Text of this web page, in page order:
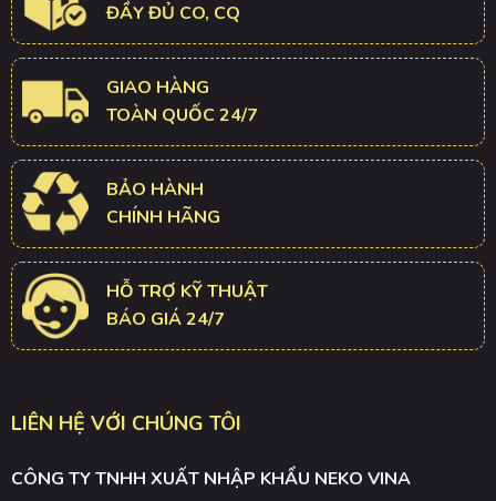
ĐẦY ĐỦ CO, CQ
GIAO HÀNG
TOÀN QUỐC 24/7
BẢO HÀNH
CHÍNH HÃNG
HỖ TRỢ KỸ THUẬT
BÁO GIÁ 24/7
LIÊN HỆ VỚI CHÚNG TÔI
CÔNG TY TNHH XUẤT NHẬP KHẨU NEKO VINA